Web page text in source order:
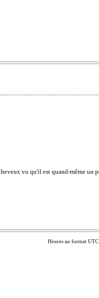
vu qu'il est quand-même un
Heures au format